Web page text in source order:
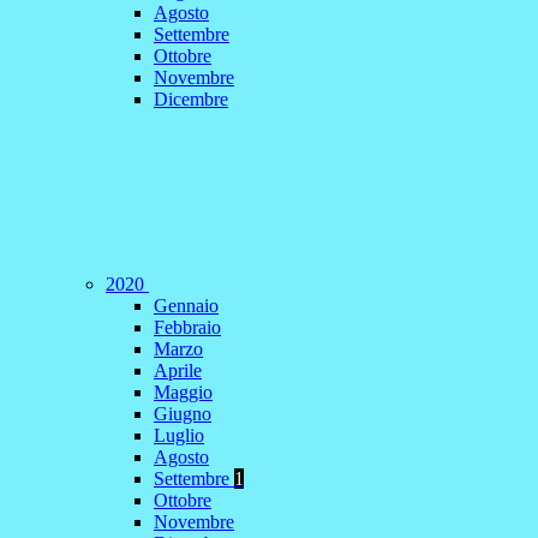
Agosto
Settembre
Ottobre
Novembre
Dicembre
2020
Gennaio
Febbraio
Marzo
Aprile
Maggio
Giugno
Luglio
Agosto
Settembre 1
Ottobre
Novembre